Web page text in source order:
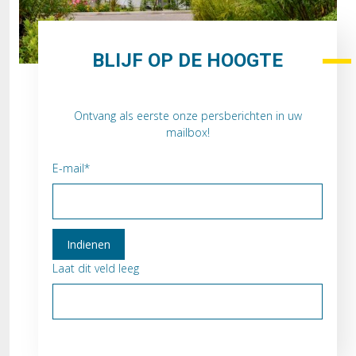
BLIJF OP DE HOOGTE
Ontvang als eerste onze persberichten in uw
mailbox!
E-mail
Laat dit veld leeg